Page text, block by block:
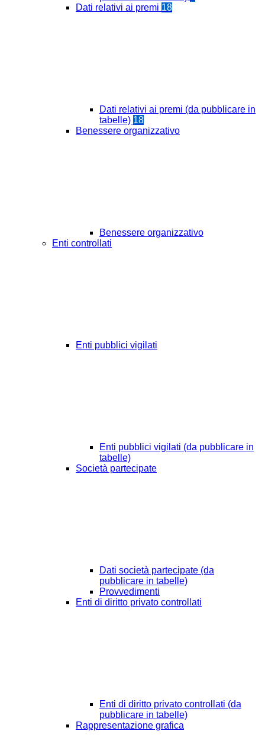
Dati relativi ai premi 18
Dati relativi ai premi (da pubblicare in
tabelle) 18
Benessere organizzativo
Benessere organizzativo
Enti controllati
Enti pubblici vigilati
Enti pubblici vigilati (da pubblicare in
tabelle)
Società partecipate
Dati società partecipate (da
pubblicare in tabelle)
Provvedimenti
Enti di diritto privato controllati
Enti di diritto privato controllati (da
pubblicare in tabelle)
Rappresentazione grafica